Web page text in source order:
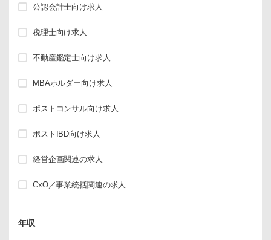
公認会計士向け求人
税理士向け求人
不動産鑑定士向け求人
MBAホルダー向け求人
ポストコンサル向け求人
ポストIBD向け求人
経営企画関連の求人
CxO／事業統括関連の求人
年収